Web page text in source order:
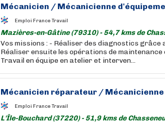
Mécanicien / Mécanicienne
Emploi France Travail
Mazières-en-Gâtine (79310) - 54,7 kms de
Vos missions : - Réaliser des diagnostics
Réaliser ensuite les opérations de
Travail en équipe en atelier et interven...
Mécanicien réparateur / Mécanicienne
Emploi France Travail
L'Île-Bouchard (37220) - 51,9 kms de